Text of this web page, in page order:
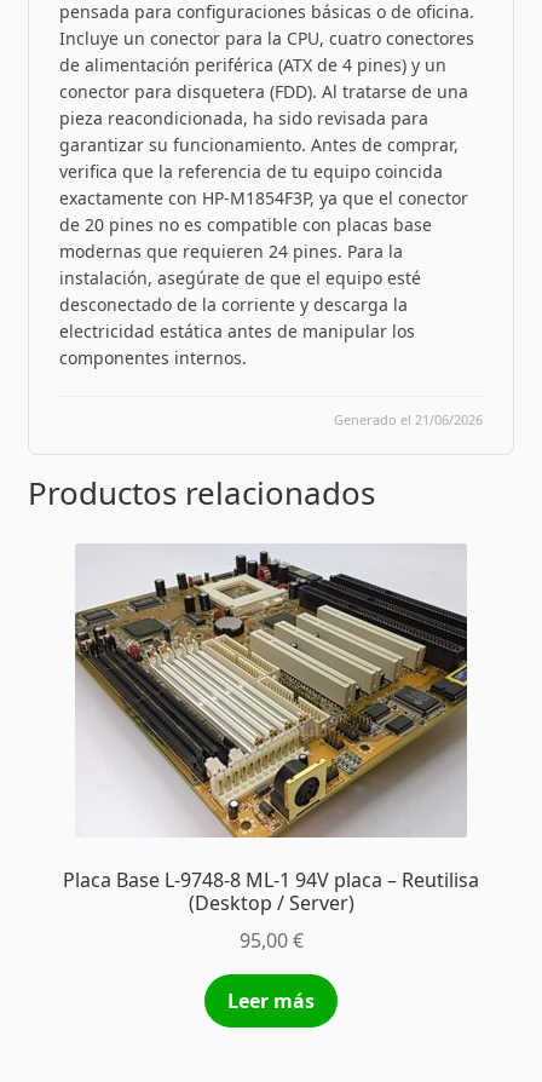
pensada para configuraciones básicas o de oficina.
Incluye un conector para la CPU, cuatro conectores
de alimentación periférica (ATX de 4 pines) y un
conector para disquetera (FDD). Al tratarse de una
pieza reacondicionada, ha sido revisada para
garantizar su funcionamiento. Antes de comprar,
verifica que la referencia de tu equipo coincida
exactamente con HP-M1854F3P, ya que el conector
de 20 pines no es compatible con placas base
modernas que requieren 24 pines. Para la
instalación, asegúrate de que el equipo esté
desconectado de la corriente y descarga la
electricidad estática antes de manipular los
componentes internos.
Generado el 21/06/2026
Productos relacionados
Placa Base L-9748-8 ML-1 94V placa – Reutilisa
(Desktop / Server)
95,00€
Leer más